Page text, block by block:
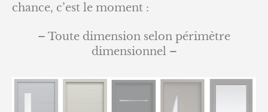
chance, c’est le moment :
– Toute dimension selon périmètre
dimensionnel –